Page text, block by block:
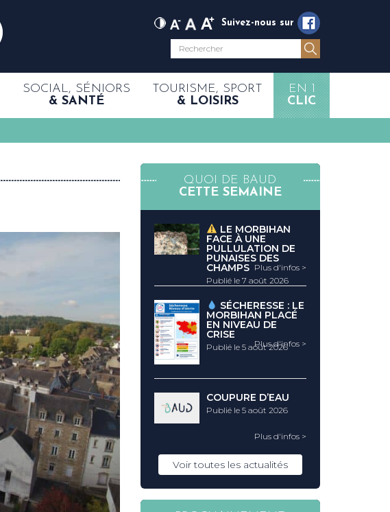
Suivez-nous sur
SOCIAL, SÉNIORS
& SANTÉ
TOURISME, SPORT
& LOISIRS
EN 1
CLIC
QUOI DE BAUD
CETTE SEMAINE
LE MORBIHAN
FACE À UNE
PULLULATION DE
PUNAISES DES
CHAMPS
Publié le 7 août 2026
Plus d'infos >
SÉCHERESSE : LE
MORBIHAN PLACÉ
EN NIVEAU DE
CRISE
Publié le 5 août 2026
Plus d'infos >
COUPURE D’EAU
Publié le 5 août 2026
Plus d'infos >
Voir toutes les actualités